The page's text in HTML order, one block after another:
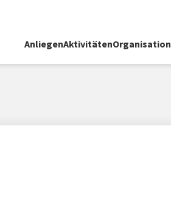
AnliegenAktivitätenOrganisation